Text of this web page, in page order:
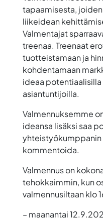
tapaamisesta,
liikeidean
Valmentajat
treenaa. Treenaat
tuotteistamaan ja
kohdentamaan
ideaa potentiaalisilla
asiantuntijoilla.
Valmennuksemme
ideansa lisäksi saa
yhteistyökumppanin
kommentoida.
Valmennus on
tehokkaimmin, kun
valmennusiltaan klo
– maanantai